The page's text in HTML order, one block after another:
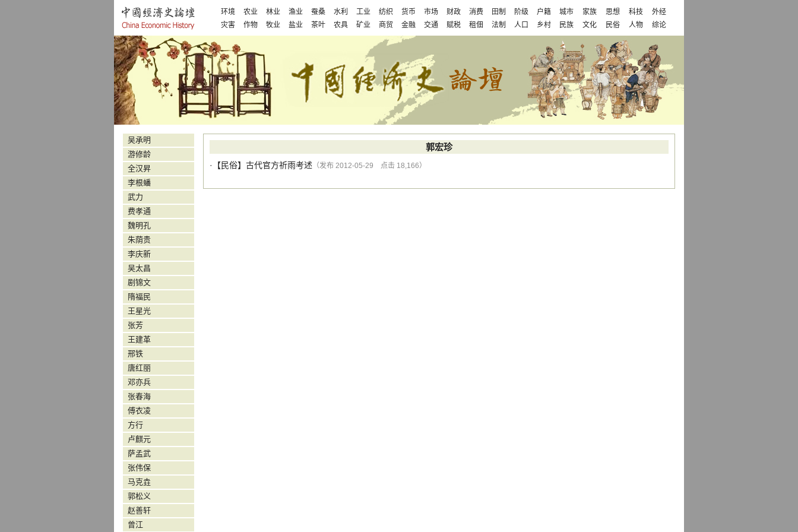
环境 农业 林业 渔业 蚕桑 水利 工业 纺织 货币 市场 财政 消费 田制 阶级 户籍 城市 家族 思想 科技
外经
灾害
作物 牧业 盐业 茶叶 农具 矿业 商贸 金融 交通 赋税 租佃 法制 人口 乡村 民族 文化 民俗 人物 综论
郭宏珍
·【民俗】 古代官方祈雨考述 （发布 2012-05-29 点击 18,166）
吴承明
游修龄
全汉昇
李根蟠
武力
费孝通
魏明孔
朱荫贵
李庆新
吴太昌
剧锦文
隋福民
王星光
张芳
王建革
邢铁
唐红丽
邓亦兵
张春海
傅衣凌
方行
卢麒元
萨孟武
张伟保
马克垚
郭松义
赵善轩
曾江